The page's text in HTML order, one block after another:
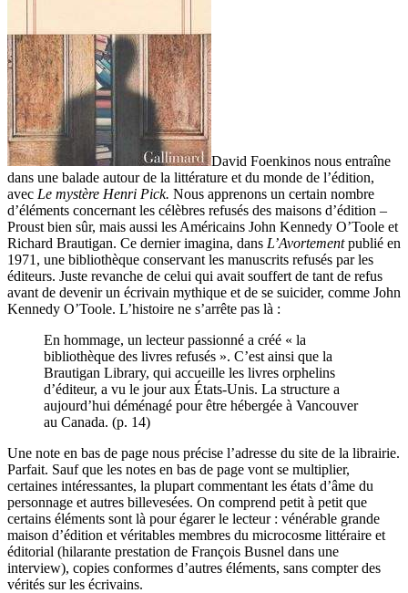
David Foenkinos nous entraîne
dans une balade autour de la littérature et du monde de l’édition,
avec Le mystère Henri Pick. Nous apprenons un certain nombre
d’éléments concernant les célèbres refusés des maisons d’édition –
Proust bien sûr, mais aussi les Américains John Kennedy O’Toole et
Richard Brautigan. Ce dernier imagina, dans L’Avortementpublié en
1971, une bibliothèque conservant les manuscrits refusés par les
éditeurs. Juste revanche de celui qui avait souffert de tant de refus
avant de devenir un écrivain mythique et de se suicider, comme John
Kennedy O’Toole. L’histoire ne s’arrête pas là :
En hommage, un lecteur passionné a créé « la
bibliothèque des livres refusés ». C’est ainsi que la
Brautigan Library, qui accueille les livres orphelins
d’éditeur, a vu le jour aux États-Unis. La structure a
aujourd’hui déménagé pour être hébergée à Vancouver
au Canada. (p. 14)
Une note en bas de page nous précise l’adresse du site de la librairie.
Parfait. Sauf que les notes en bas de page vont se multiplier,
certaines intéressantes, la plupart commentant les états d’âme du
personnage et autres billevesées. On comprend petit à petit que
certains éléments sont là pour égarer le lecteur : vénérable grande
maison d’édition et véritables membres du microcosme littéraire et
éditorial (hilarante prestation de François Busnel dans une
interview), copies conformes d’autres éléments, sans compter des
vérités sur les écrivains.